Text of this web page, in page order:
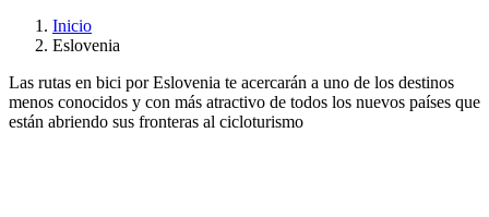
Inicio
Eslovenia
Las rutas en bici por Eslovenia te acercarán a uno de los destinos
menos conocidos y con más atractivo de todos los nuevos países que
están abriendo sus fronteras al cicloturismo